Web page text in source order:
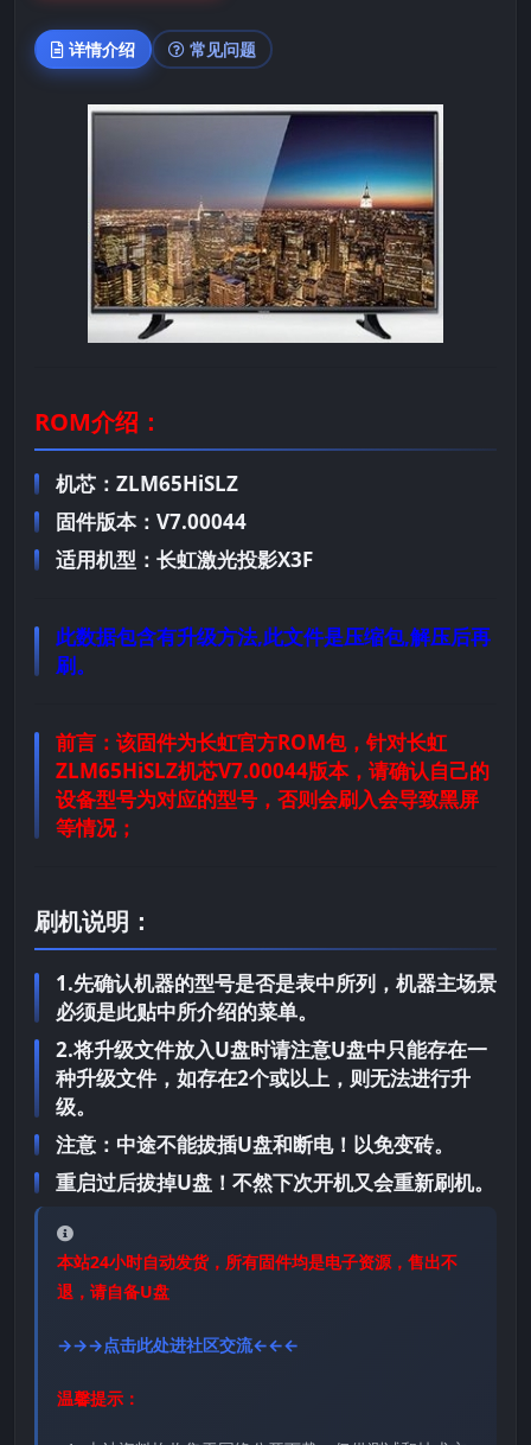
详情介绍 常见问题
ROM介绍：
机芯：ZLM65HiSLZ
固件版本：V7.00044
适用机型：长虹激光投影X3F
此数据包含有升级方法,此文件是压缩包,解压后再
刷。
前言： 该固件为长虹官方ROM包，针对长虹
ZLM65HiSLZ机芯V7.00044版本，请确认自己的
设备型号为对应的型号，否则会刷入会导致黑屏
等情况；
刷机说明：
1.先确认机器的型号是否是表中所列，机器主场景
必须是此贴中所介绍的菜单。
2.将升级文件放入U盘时请注意U盘中只能存在一
种升级文件，如存在2个或以上，则无法进行升
级。
注意：中途不能拔插U盘和断电！以免变砖。
重启过后拔掉U盘！不然下次开机又会重新刷机。
本站24小时自动发货，所有固件均是电子资源，售出不
退，请自备U盘
→→→点击此处进社区交流←←←
温馨提示：